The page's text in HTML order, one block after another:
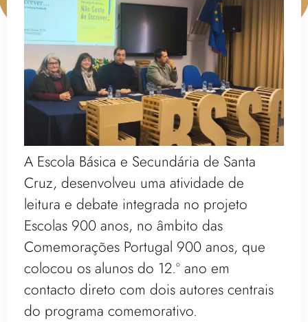
A Escola Básica e Secundária de Santa
Cruz, desenvolveu uma atividade de
leitura e debate integrada no projeto
Escolas 900 anos, no âmbito das
Comemorações Portugal 900 anos, que
colocou os alunos do 12.º ano em
contacto direto com dois autores centrais
do programa comemorativo.